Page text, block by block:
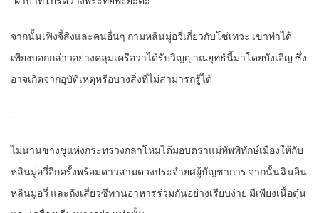
จากนั้นเฟิงจี้สิงและคนอื่นๆ ถามหลินมู่อวี่เกี่ยวกับโซ่เทวะ เขาทำได้
เพียงบอกกล่าวอย่างคลุมเครือว่าได้รับวิญญาณยุทธ์นี้มาโดยบังเอิญ ซึ่ง
อาจเกิดจากอุบัติเหตุหรือบางสิ่งที่ไม่สามารถรู้ได้
…
ไม่นานชางชู่แห่งกระทรวงกลาโหมได้มอบตราแม่ทัพพิทักษ์เมืองให้กับ
หลินมู่อวี่อีกครั้งพร้อมดาวสามดวงประจำยศผู้บัญชาการ จากนั้นฉินอิน
หลินมู่อวี่ และถังเสี่ยวซีทานอาหารร่วมกันอย่างเรียบง่าย มีเพียงเนื้อตุ๋น